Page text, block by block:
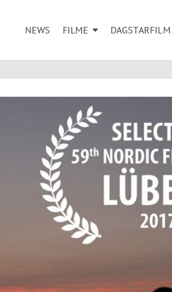
NEWS FILME DAGSTARFILM